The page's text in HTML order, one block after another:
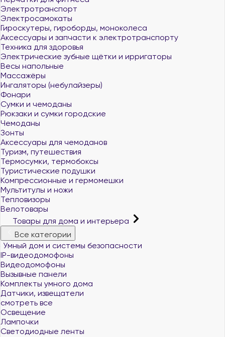
Электротранспорт
Электросамокаты
Гироскутеры, гироборды, моноколеса
Аксессуары и запчасти к электротранспорту
Техника для здоровья
Электрические зубные щётки и ирригаторы
Весы напольные
Массажёры
Ингаляторы (небулайзеры)
Фонари
Сумки и чемоданы
Рюкзаки и сумки городские
Чемоданы
Зонты
Аксессуары для чемоданов
Туризм, путешествия
Термосумки, термобоксы
Туристические подушки
Компрессионные и гермомешки
Мультитулы и ножи
Тепловизоры
Велотовары
Товары для дома и интерьера
Все категории
Умный дом и системы безопасности
IP-видеодомофоны
Видеодомофоны
Вызывные панели
Комплекты умного дома
Датчики, извещатели
смотреть все
Освещение
Лампочки
Светодиодные ленты